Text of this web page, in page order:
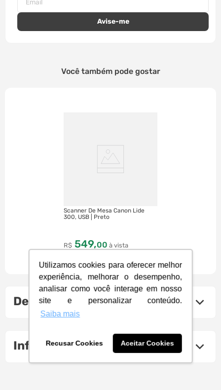
Utilizamos cookies para oferecer melhor
experiência, melhorar o desempenho,
analisar como você interage em nosso
site e personalizar conteúdo.
Saiba mais
Recusar Cookies Aceitar Cookies
Você também pode gostar
Scanner De Mesa Canon Lide
300, USB | Preto
R$ 549,00 à vista
Descrição do produto
Informações Técnicas